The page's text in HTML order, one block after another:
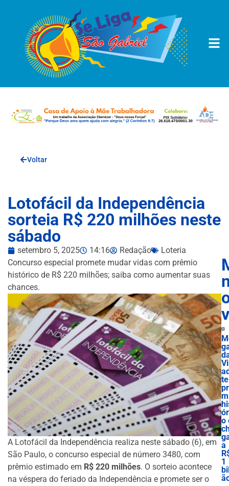
Voltar
Lotofácil da Independência
sorteia R$ 220 milhões neste
sábado
setembro 5, 2025 14:16 Redação
Loteria
Concurso especial promete mudar vidas com prêmio
histórico de R$ 220 milhões; saiba como aumentar suas
chances.
A Lotofácil da Independência realiza neste sábado (6), em
São Paulo, o concurso especial de número 3480, com
prêmio estimado em R$ 220 milhões. O sorteio acontece
na véspera do feriado da Independência e promete ser o
o
a
1